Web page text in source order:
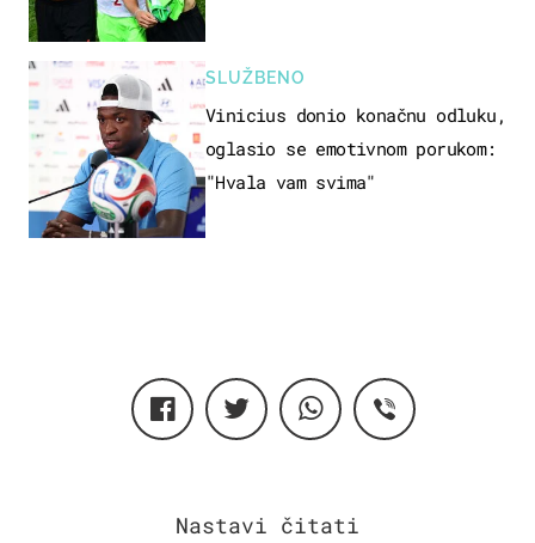
SLUŽBENO
Vinicius donio konačnu odluku,
oglasio se emotivnom porukom:
"Hvala vam svima"